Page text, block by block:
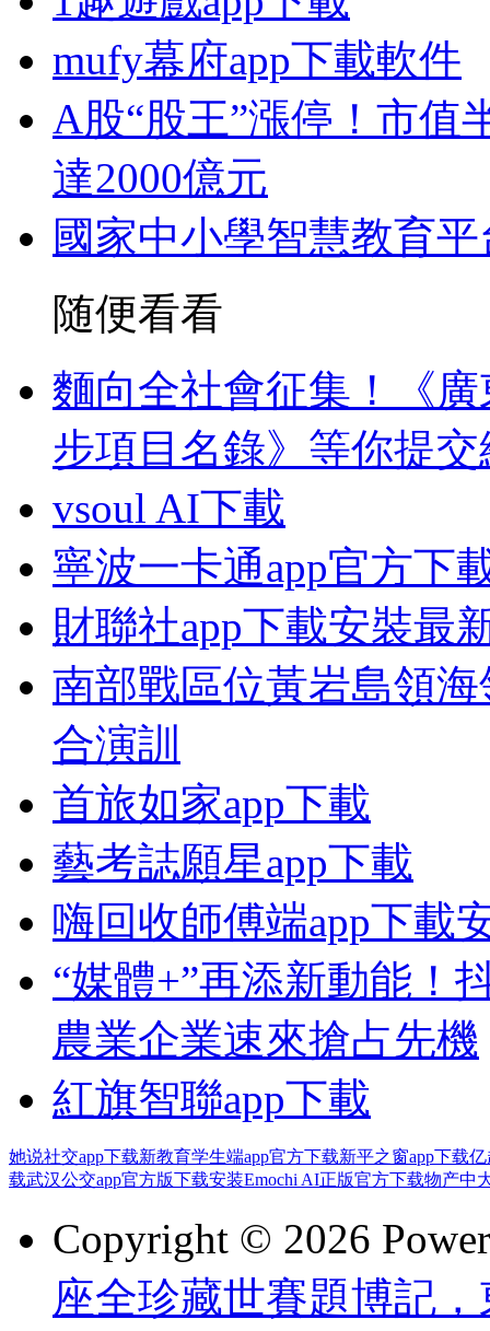
mufy幕府app下載軟件
A股“股王”漲停！市值
達2000億元
國家中小學智慧教育
随便看看
麵向全社會征集！《
步項目名錄》等你提
vsoul AI下載
寧波一卡通app官方下
財聯社app下載安裝最
南部戰區位黃岩島領
合演訓
首旅如家app下載
藝考誌願星app下載
嗨回收師傅端app下載
“媒體+”再添新動能！
農業企業速來搶占先機
紅旗智聯app下載
她说社交app下载新教育学生端app官方下载新平之窗app下载亿
载武汉公交app官方版下载安装Emochi AI正版官方下载物产中
Copyright © 2026
座全珍藏世賽題博記